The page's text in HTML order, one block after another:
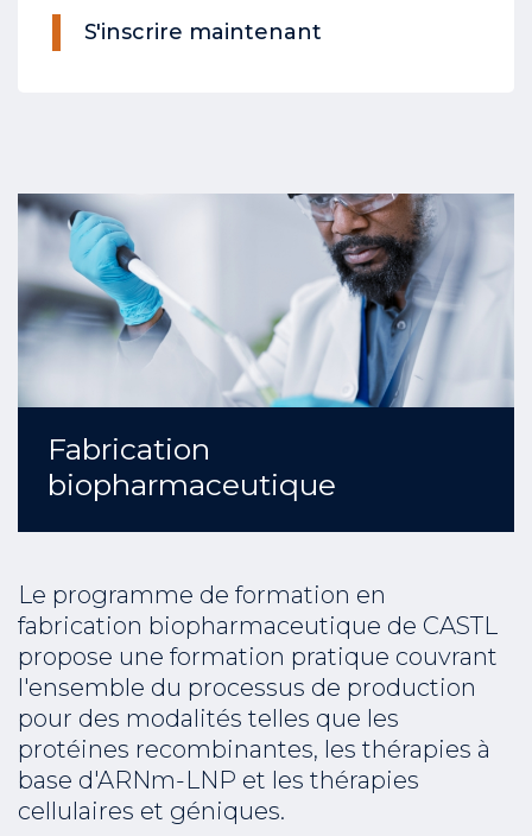
S'inscrire maintenant
Fabrication
biopharmaceutique
Le programme de formation en
fabrication biopharmaceutique de CASTL
propose une formation pratique couvrant
l'ensemble du processus de production
pour des modalités telles que les
protéines recombinantes, les thérapies à
base d'ARNm-LNP et les thérapies
cellulaires et géniques.